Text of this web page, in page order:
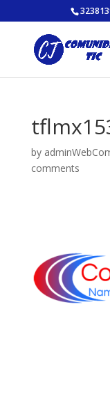
by
comments